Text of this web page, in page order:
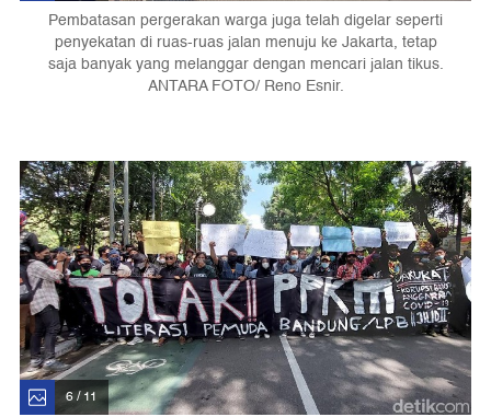
Pembatasan pergerakan warga juga telah digelar seperti
penyekatan di ruas-ruas jalan menuju ke Jakarta, tetap
saja banyak yang melanggar dengan mencari jalan tikus.
ANTARA FOTO/ Reno Esnir.
6 / 11